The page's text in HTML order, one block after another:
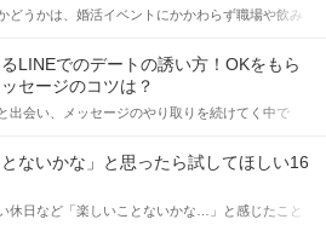
どうかは、婚活イベントにかかわらず職場や飲み
きるかにも左右されます。 これから恋人作りを本
としている方は、女性が異性を求めて出すサイン
解し、正しい行動に移せるかどうかが重要。 この
が話しかけて欲しい時に出すサインとその心理を
行動に繋げるべきかをご紹介していきます。
LINEでのデートの誘い方！OKをもら
セージのコツは？
出会い、メッセージのやり取りを続けてく中で
「どう誘ったらいいの？」とお困りの男性もいら
ないでしょうか。 そこで今回は、男性から女性へ
ートの誘い方のコツをご紹介します。例文も混じ
るので、ぜひ参考にしてください。
とないかな」と思ったら試してほしい16
休日など「楽しいことないかな…」と感じたこと